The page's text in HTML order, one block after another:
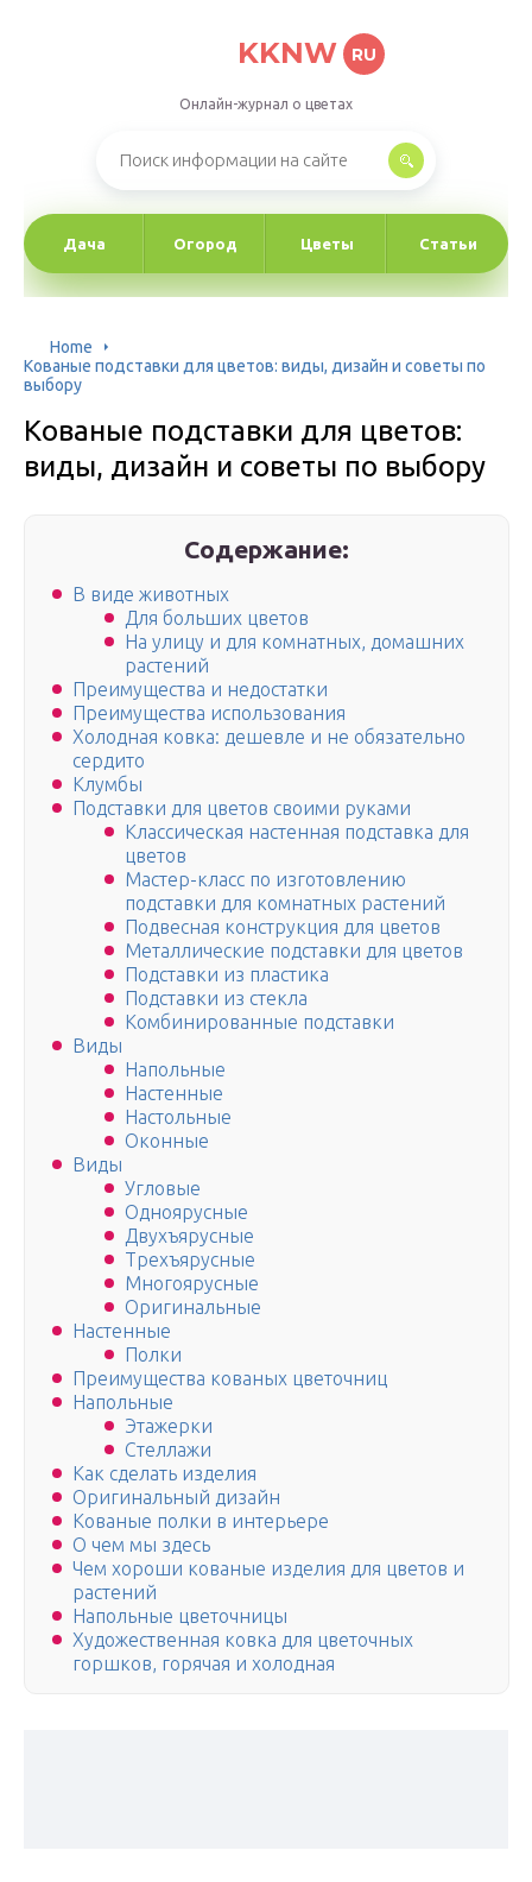
KKNW RU
Онлайн-журнал о цветах
Дача Огород Цветы Статьи
Home
Кованые подставки для цветов: виды, дизайн и советы по
выбору
Кованые подставки для цветов:
виды, дизайн и советы по выбору
Содержание:
В виде животных
Для больших цветов
На улицу и для комнатных, домашних
растений
Преимущества и недостатки
Преимущества использования
Холодная ковка: дешевле и не обязательно
сердито
Клумбы
Подставки для цветов своими руками
Классическая настенная подставка для
цветов
Мастер-класс по изготовлению
подставки для комнатных растений
Подвесная конструкция для цветов
Металлические подставки для цветов
Подставки из пластика
Подставки из стекла
Комбинированные подставки
Виды
Напольные
Настенные
Настольные
Оконные
Виды
Угловые
Одноярусные
Двухъярусные
Трехъярусные
Многоярусные
Оригинальные
Настенные
Полки
Преимущества кованых цветочниц
Напольные
Этажерки
Стеллажи
Как сделать изделия
Оригинальный дизайн
Кованые полки в интерьере
О чем мы здесь
Чем хороши кованые изделия для цветов и
растений
Напольные цветочницы
Художественная ковка для цветочных
горшков, горячая и холодная